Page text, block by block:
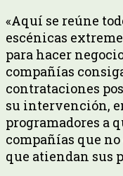
«Aquí se reúne
escénicas
para hacer
compañías
contrataciones
su intervención,
programadores a
compañías que
que atiendan sus